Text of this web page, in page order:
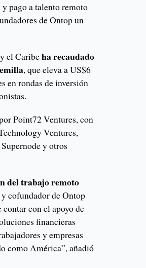
pago a talento remoto
de Ontop un
el Caribeha recaudado
, que eleva a US$6
en rondas de inversión
Point72 Ventures, con
Ventures,
y otros
del trabajo remoto
cofundador de Ontop
con el apoyo de
financieras
y empresas
como América”, añadió